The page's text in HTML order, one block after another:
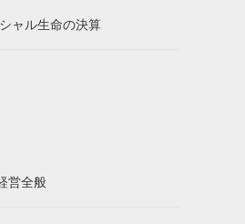
ャル生命の決算
営全般